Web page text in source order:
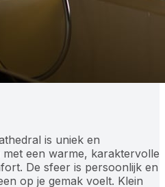
is uniek en
een warme, karaktervolle
De sfeer is persoonlijk en
op je gemak voelt. Klein